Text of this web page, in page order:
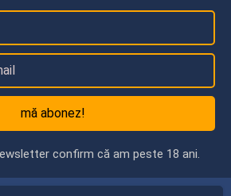
mă abonez!
confirm că am peste 18 ani.